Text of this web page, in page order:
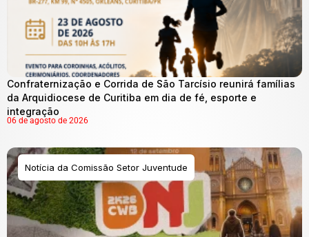
Confraternização e Corrida de São Tarcísio reunirá famílias
da Arquidiocese de Curitiba em dia de fé, esporte e
integração
06 de agosto de 2026
Notícia da Comissão Setor Juventude